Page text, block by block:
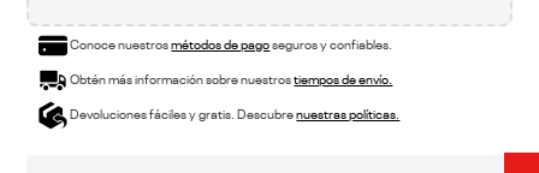
Conoce nuestrosmétodos de pagoseguros y confiables.
Obtén más información sobre nuestrostiempos de envío.
Devoluciones fáciles y gratis. Descubrenuestras políticas.